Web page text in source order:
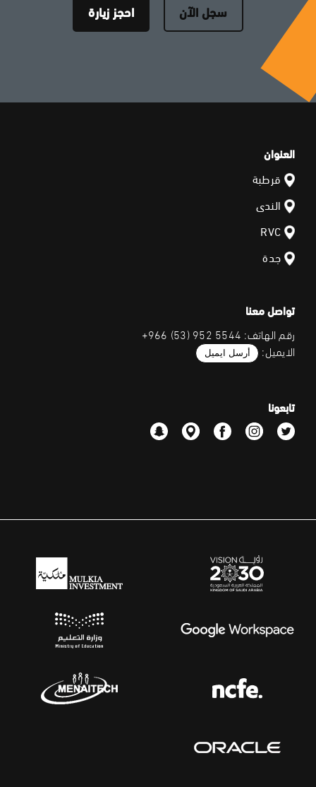
سجل الآن احجز زيارة
العنوان
قرطبة
الندى
RVC
جدة
تواصل معنا
رقم الهاتف: 5544 952 (53) 966+
الايميل:
أرسل ايميل
تابعونا